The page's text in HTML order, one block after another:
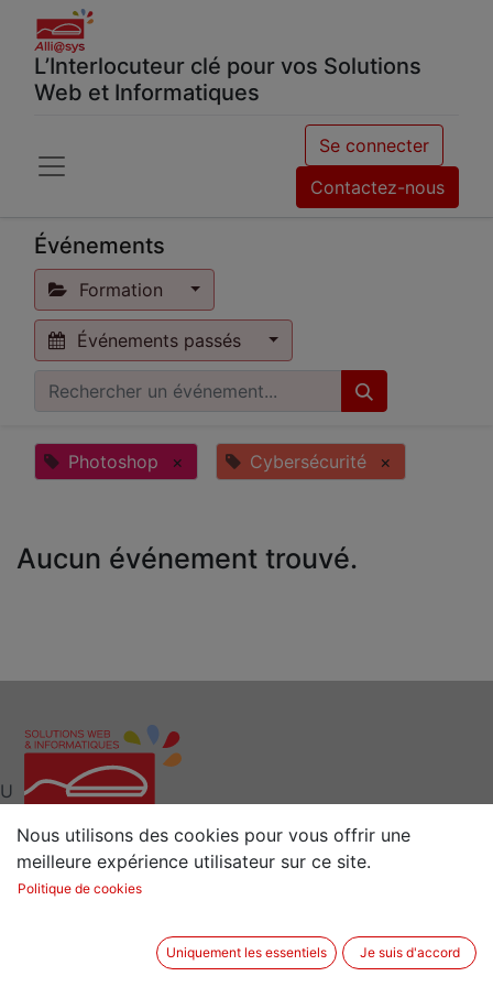
L’Interlocuteur clé pour vos Solutions
Web et Informatiques
Se connecter
Contactez-nous
Événements
Formation
Événements passés
Photoshop × Cybersécurité ×
Aucun événement trouvé.
Interlocuteur clé pour vos Solutions Web et
Informatiques
2 rue de la Sénestrais
U
Nous utilisons des cookies pour vous offrir une
meilleure expérience utilisateur sur ce site.
Politique de cookies
Uniquement les essentiels Je suis d'accord